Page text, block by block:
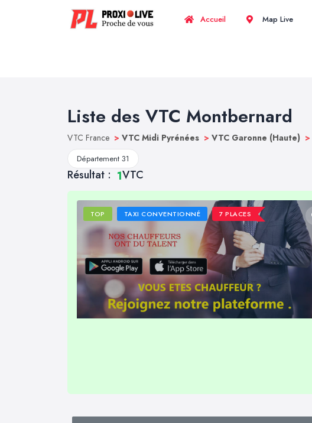
Accueil Map Live
Liste des VTC Montbernard
VTC France > VTC Midi Pyrénées > VTC Garonne (Haute) >
Département 31
Résultat : 1VTC
TOP TAXI CONVENTIONNÉ 7 PLACES